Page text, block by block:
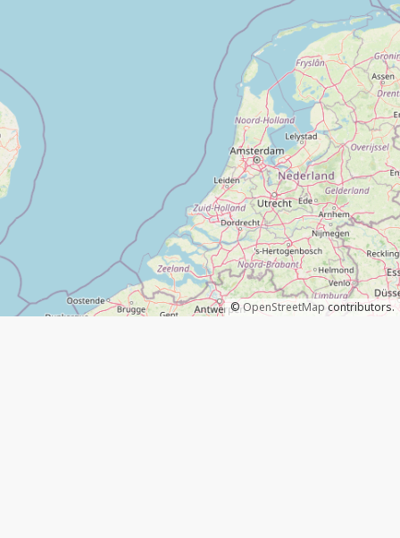
©OpenStreetMap contributors.